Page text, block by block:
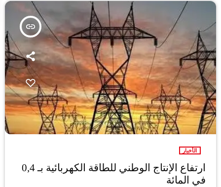
insert_link
الأخبار
ارتفاع الإنتاج الوطني للطاقة الكهربائية بـ 0,4
في المائة